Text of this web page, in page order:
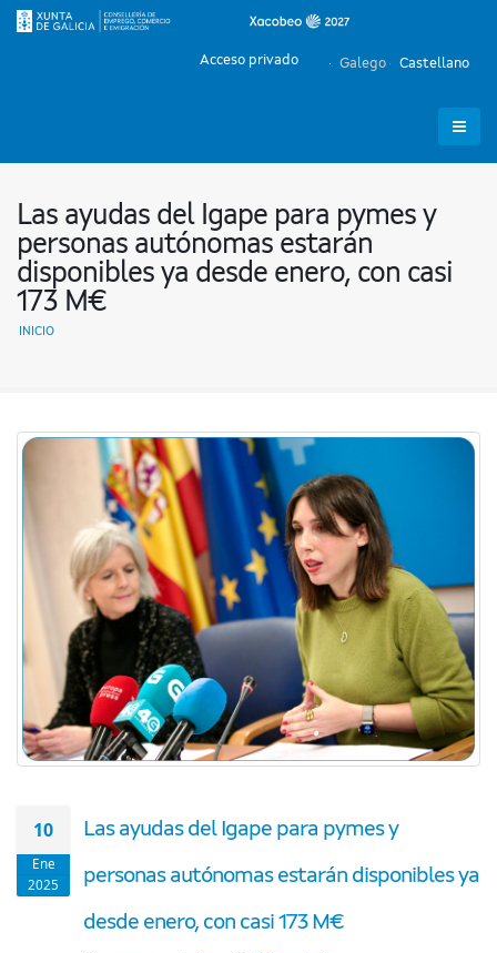
Galego Castellano
Acceso privado
Las ayudas del Igape para pymes y
personas autónomas estarán
disponibles ya desde enero, con casi
173 M€
INICIO
10
Ene
2025
Las ayudas del Igape para pymes y
personas autónomas estarán disponibles ya
desde enero, con casi 173 M€